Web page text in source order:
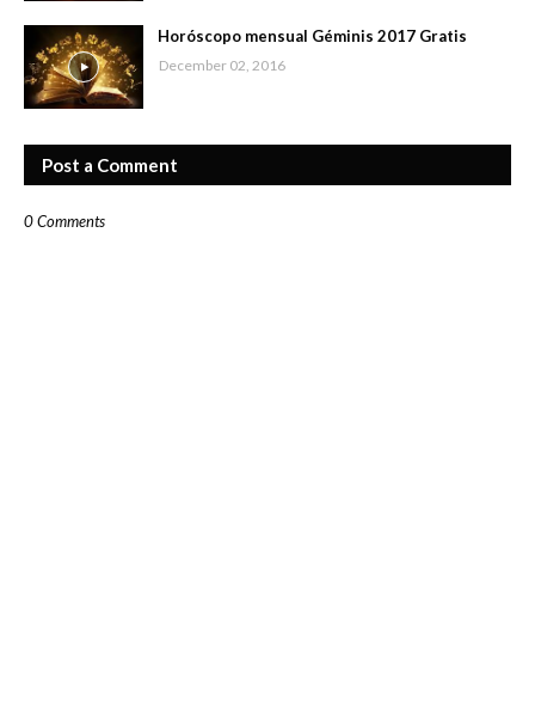
Horóscopo mensual Géminis 2017 Gratis
December 02, 2016
Post a Comment
0 Comments